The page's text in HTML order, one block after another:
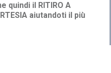
quindi il RITIRO A
aiutandoti il più